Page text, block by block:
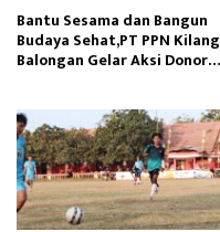
Bantu Sesama dan Bangun
Budaya Sehat,PT PPN Kilang
Balongan Gelar Aksi Donor